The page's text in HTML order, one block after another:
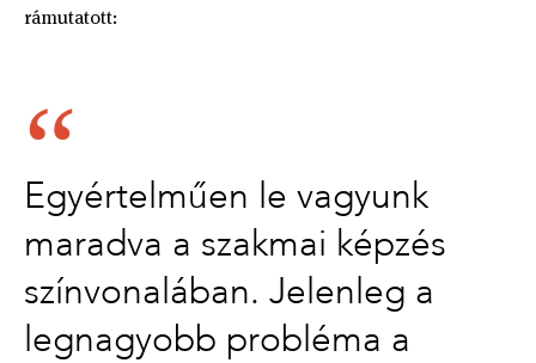
rámutatott:
Egyértelműen le vagyunk
maradva a szakmai képzés
színvonalában. Jelenleg a
legnagyobb probléma a